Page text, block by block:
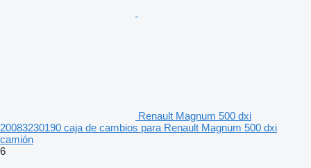
Renault Magnum 500 dxi
20083230190 caja de cambios para Renault Magnum 500 dxi
camión
6